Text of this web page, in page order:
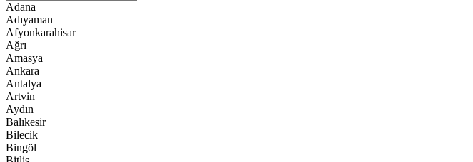
Adana
Adıyaman
Afyonkarahisar
Ağrı
Amasya
Ankara
Antalya
Artvin
Aydın
Balıkesir
Bilecik
Bingöl